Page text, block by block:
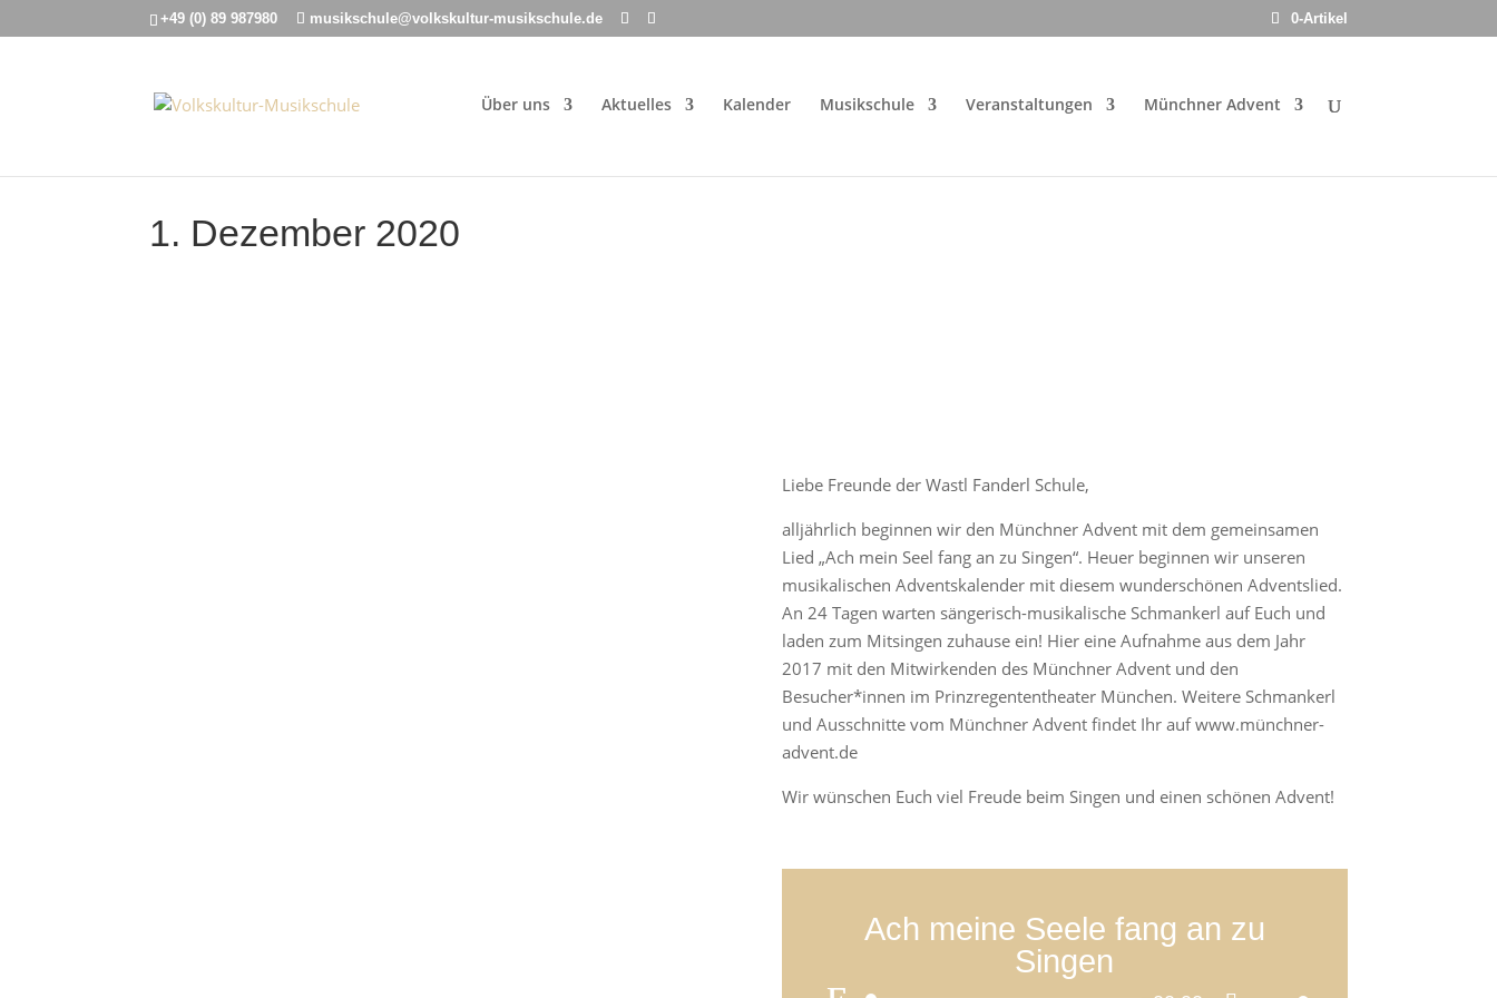
+49 (0) 89 987980 musikschule@volkskultur-musikschule.de 0-Artikel
Über uns Aktuelles Kalender Musikschule Veranstaltungen Münchner Advent
1. Dezember 2020
Liebe Freunde der Wastl Fanderl Schule,
alljährlich beginnen wir den Münchner Advent mit dem gemeinsamen
Lied „Ach mein Seel fang an zu Singen“. Heuer beginnen wir unseren
musikalischen Adventskalender mit diesem wunderschönen Adventslied.
An 24 Tagen warten sängerisch-musikalische Schmankerl auf Euch und
laden zum Mitsingen zuhause ein! Hier eine Aufnahme aus dem Jahr
2017 mit den Mitwirkenden des Münchner Advent und den
Besucher*innen im Prinzregententheater München. Weitere Schmankerl
und Ausschnitte vom Münchner Advent findet Ihr auf www.münchner-
advent.de
Wir wünschen Euch viel Freude beim Singen und einen schönen Advent!
Ach meine Seele fang an zu
Singen